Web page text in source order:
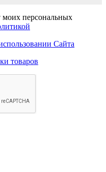
моих персональных
Сайта
товаров